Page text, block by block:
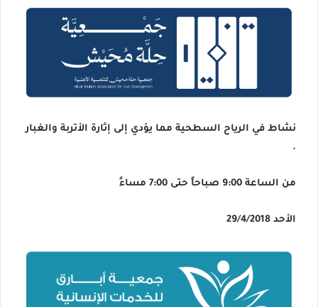
نشاط في الرياح السطحية مما يؤدي إلى إثارة الأتربة والغبار
.
من الساعة 9:00 صباحاً حتى 7:00 مساءً
الأحد 29/4/2018